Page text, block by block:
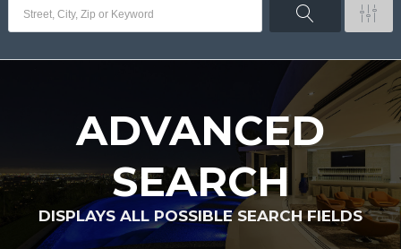
ADVANCED
SEARCH
DISPLAYS ALL POSSIBLE SEARCH FIELDS